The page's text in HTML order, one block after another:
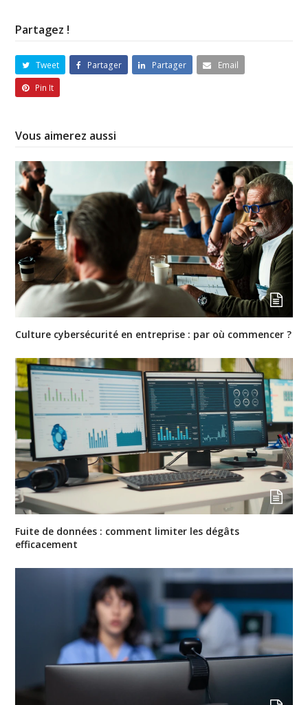
Partagez !
Tweet Partager Partager
Email
Pin It
Vous aimerez aussi
Culture cybersécurité en entreprise : par où commencer ?
Fuite de données : comment limiter les dégâts
efficacement